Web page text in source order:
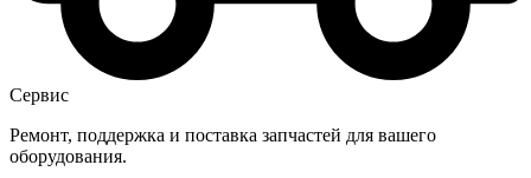
Сервис
Ремонт, поддержка и поставка запчастей для вашего
оборудования.